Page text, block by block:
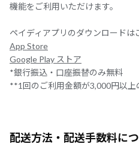
機能をご利用いただけます。
ペイディアプリのダウンロードは
App Store
Google Play ストア
*銀行振込・口座振替のみ無料
**1回のご利用金額が3,000円以上
配送方法・配送手数料に